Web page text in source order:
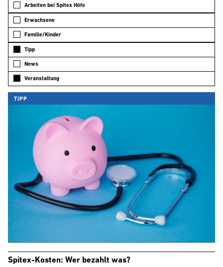
Arbeiten bei Spitex Höfe
Erwachsene
Familie/Kinder
Tipp
News
Veranstaltung
TIPP
Spitex-Kosten: Wer bezahlt was?